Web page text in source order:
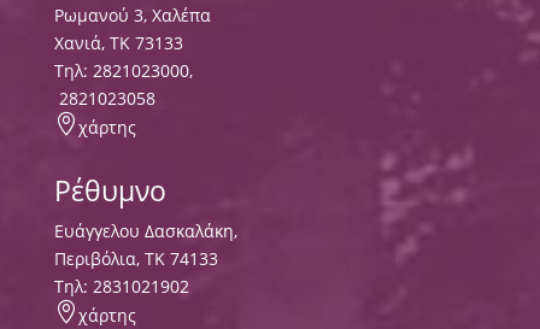
Ρωμανού 3, Χαλέπα
Χανιά, ΤΚ 73133
Τηλ: 2821023000,
2821023058
χάρτης
Ρέθυμνο
Ευάγγελου Δασκαλάκη,
Περιβόλια, ΤΚ 74133
Tηλ: 2831021902
χάρτης